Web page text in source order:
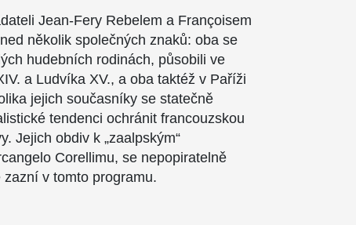
Jean-Fery Rebelem a Françoisem
několik společných znaků: oba se
hudebních rodinách, působili ve
a Ludvíka XV., a oba taktéž v Paříži
jejich současníky se statečně
tendenci ochránit francouzskou
Jejich obdiv k „zaalpským“
Corellimu, se nepopiratelně
v tomto programu.